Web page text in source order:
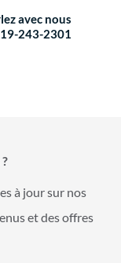
avec nous
243-2301
à jour sur nos
et des offres